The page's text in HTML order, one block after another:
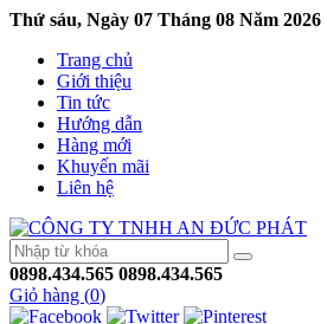
Thứ sáu, Ngày 07 Tháng 08 Năm 2026
Trang chủ
Giới thiệu
Tin tức
Hướng dẫn
Hàng mới
Khuyến mãi
Liên hệ
0898.434.565 0898.434.565
Giỏ hàng (0)